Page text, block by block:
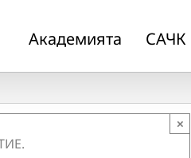
Академията САЧК
×